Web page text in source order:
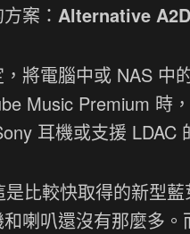
案： Alternative
將電腦中或 NAS 中
Music Premium 時
耳機或支援 LDAC
比較快取得的新型
喇叭還沒有那麼多